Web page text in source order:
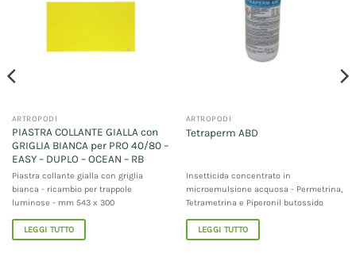
ARTROPODI
PIASTRA COLLANTE GIALLA con
GRIGLIA BIANCA per PRO 40/80 –
EASY – DUPLO – OCEAN – RB
Piastra collante gialla con griglia
bianca - ricambio per trappole
luminose - mm 543 x 300
LEGGI TUTTO
ARTROPODI
Tetraperm ABD
Insetticida concentrato in
microemulsione acquosa - Permetrina,
Tetrametrina e Piperonil butossido
LEGGI TUTTO